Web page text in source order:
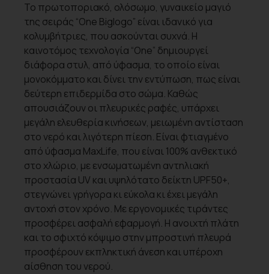
Το πρωτοποριακό, ολόσωμο, γυναικείο μαγιό
της σειράς “One Biglogo” είναι ιδανικό για
κολυμβήτριες, που ασκούνται συχνά. Η
καινοτόμος τεχνολογία “One” δημιουργεί
διάφορα στυλ, από ύφασμα, το οποίο είναι
μονοκόμματο και δίνει την εντύπωση, πως είναι
δεύτερη επιδερμίδα στο σώμα. Καθώς
απουσιάζουν οι πλευρικές ραφές, υπάρχει
μεγάλη ελευθερία κινήσεων, μειωμένη αντίσταση
στο νερό και λιγότερη πίεση. Είναι φτιαγμένο
από ύφασμα MaxLife, που είναι 100% ανθεκτικό
στο χλώριο, με ενσωματωμένη αντηλιακή
προστασία UV και υψηλότατο δείκτη UPF50+,
στεγνώνει γρήγορα κι εύκολα κι έχει μεγάλη
αντοχή στον χρόνο. Με εργονομικές τιράντες
προσφέρει ασφαλή εφαρμογή. Η ανοιχτή πλάτη
και το σφιχτό κόψιμο στην μπροστινή πλευρά
προσφέρουν εκπληκτική άνεση και υπέροχη
αίσθηση του νερού.